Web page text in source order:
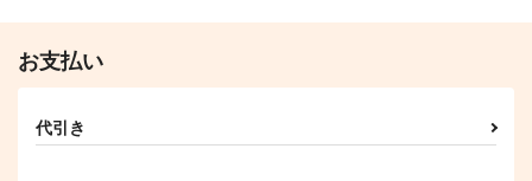
7676
1,572
オールキャラ
専売 787円（税込）
Fate/Grand Order
高杉晋作×ぐだ子
お支払い
代引き